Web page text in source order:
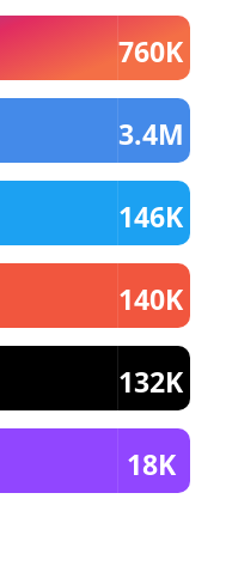
760K
3.4M
146K
140K
132K
18K